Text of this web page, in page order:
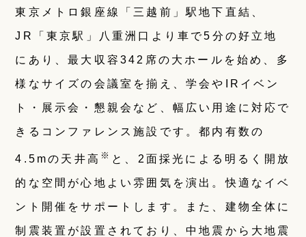
東京メトロ銀座線「三越前」駅地下直結、
JR「東京駅」八重洲口より車で5分の好立地
にあり、最大収容342席の大ホールを始め、多
様なサイズの会議室を揃え、学会やIRイベン
ト・展示会・懇親会など、幅広い用途に対応で
きるコンファレンス施設です。都内有数の
4.5mの天井高 ※ と、2面採光による明るく開放
的な空間が心地よい雰囲気を演出。快適なイベ
ント開催をサポートします。また、建物全体に
制震装置が設置されており、中地震から大地震